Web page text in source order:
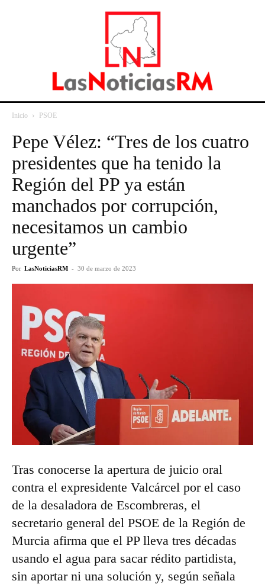
Inicio PSOE
Pepe Vélez: “Tres de los cuatro
presidentes que ha tenido la
Región del PP ya están
manchados por corrupción,
necesitamos un cambio
urgente”
Por LasNoticiasRM - 30 de marzo de 2023
Tras conocerse la apertura de juicio oral
contra el expresidente Valcárcel por el caso
de la desaladora de Escombreras, el
secretario general del PSOE de la Región de
Murcia afirma que el PP lleva tres décadas
usando el agua para sacar rédito partidista,
sin aportar ni una solución y, según señala